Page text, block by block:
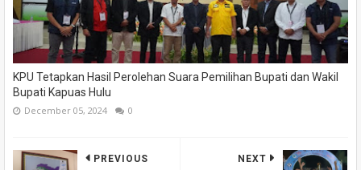
KPU Tetapkan Hasil Perolehan Suara Pemilihan Bupati dan Wakil
Bupati Kapuas Hulu
December 05, 2024 0
NEXT
PREVIOUS